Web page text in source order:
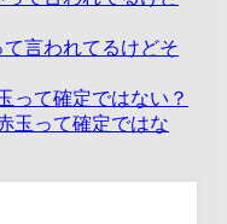
て言われてるけどそ
って確定ではない？